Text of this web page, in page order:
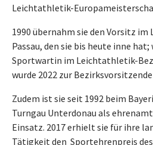
Leichtathletik-
1990 übernahm sie den Vorsitz
Passau, den sie bis heute inne hat;
Sportwartin im Leichtathletik-
wurde 2022 zur
Zudem ist sie seit 1992 beim
Turngau Unterdonau als
Einsatz. 2017 erhielt sie für ihre
Tätigkeit den Sportehrenpreis